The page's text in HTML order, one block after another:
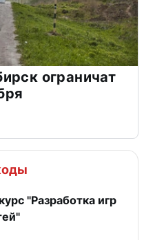
ограничат
"Разработка игр